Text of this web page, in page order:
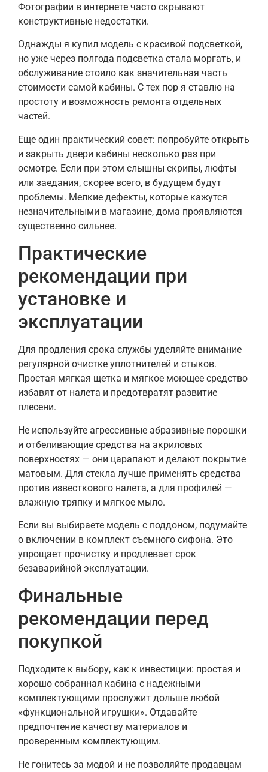
Фотографии в интернете часто скрывают
конструктивные недостатки.
Однажды я купил модель с красивой подсветкой,
но уже через полгода подсветка стала моргать, и
обслуживание стоило как значительная часть
стоимости самой кабины. С тех пор я ставлю на
простоту и возможность ремонта отдельных
частей.
Еще один практический совет: попробуйте открыть
и закрыть двери кабины несколько раз при
осмотре. Если при этом слышны скрипы, люфты
или заедания, скорее всего, в будущем будут
проблемы. Мелкие дефекты, которые кажутся
незначительными в магазине, дома проявляются
существенно сильнее.
Практические
рекомендации при
установке и
эксплуатации
Для продления срока службы уделяйте внимание
регулярной очистке уплотнителей и стыков.
Простая мягкая щетка и мягкое моющее средство
избавят от налета и предотвратят развитие
плесени.
Не используйте агрессивные абразивные порошки
и отбеливающие средства на акриловых
поверхностях — они царапают и делают покрытие
матовым. Для стекла лучше применять средства
против известкового налета, а для профилей —
влажную тряпку и мягкое мыло.
Если вы выбираете модель с поддоном, подумайте
о включении в комплект съемного сифона. Это
упрощает прочистку и продлевает срок
безаварийной эксплуатации.
Финальные
рекомендации перед
покупкой
Подходите к выбору, как к инвестиции: простая и
хорошо собранная кабина с надежными
комплектующими прослужит дольше любой
«функциональной игрушки». Отдавайте
предпочтение качеству материалов и
проверенным комплектующим.
Не гонитесь за модой и не позволяйте продавцам